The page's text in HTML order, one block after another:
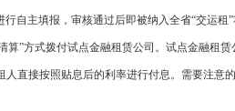
行自主填报，审核通过后即被纳入全省“交运
算”方式拨付试点金融租赁公司。试点金融租
人直接按照贴息后的利率进行付息。需要注意